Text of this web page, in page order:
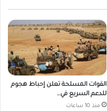
القوات المسلحة تعلن إحباط هجوم
للدعم السريع في…
منذ 10 ساعات